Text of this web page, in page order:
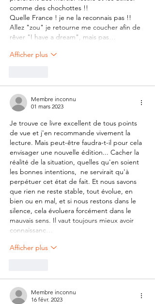
comme des chochottes !!
Quelle France ! je ne la reconnais pas !!
Allez "zou" je retourne me coucher afin de
rêver "I have a dream", mais pas…
Afficher plus
Membre inconnu
01 mars 2023
Je trouve ce livre excellent de tous points
de vue et j'en recommande vivement la
lecture. Mais peut-être faudra-t-il pour cela
envisager une nouvelle édition... Cacher la
réalité de la situation, quelles qu'en soient
les bonnes intentions,  ne servirait qu'à
perpétuer cet état de fait. Et nous savons
que rien ne reste stable, tout évolue, en
bien ou en mal, et si nous restons dans le
silence, cela évoluera forcément dans le
mauvais sens. Il vaut toujours mieux avoir
connaissanc…
Afficher plus
Membre inconnu
16 févr. 2023